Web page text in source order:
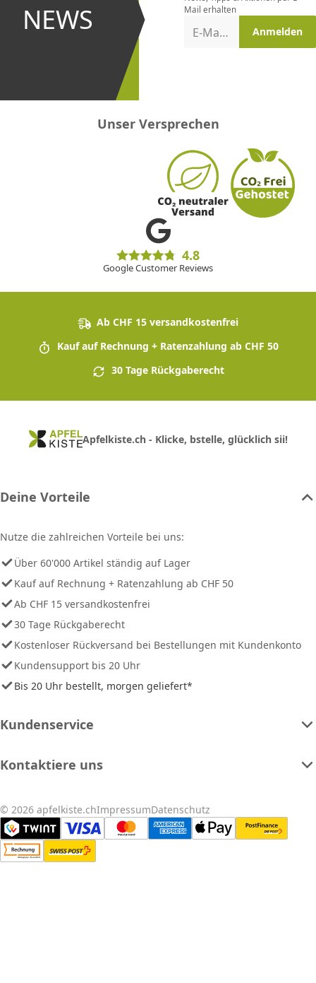
NEWS
und bei
Aktionen
Mail erhalten
E-Mail-Adresse Anmelden
Unser Versprechen
4.8
Google Customer Reviews
Ab CHF 15 versandkostenfrei
Kauf auf Rechnung + Ratenzahlung ab CHF 50
30 Tage Rückgaberecht
Apfelkiste.ch - Klicke, bstelle, glücklich sii!
Deine Vorteile
Nutze die zahlreichen Vorteile bei uns:
Über 60'000 Artikel ständig auf Lager
Kauf auf Rechnung + Ratenzahlung ab CHF 50
Ab CHF 15 versandkostenfrei
30 Tage Rückgaberecht
Kostenloser Rückversand bei Bestellungen mit Kundenkonto
Kundensupport bis 20 Uhr
Bis 20 Uhr bestellt, morgen geliefert*
Kundenservice
Kontaktiere uns
© 2026 apfelkiste.chImpressumDatenschutz